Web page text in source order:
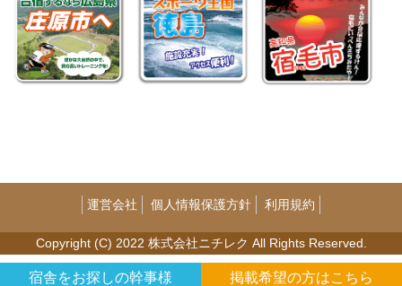
宿舎をお探しの幹事様
掲載希望の方はこちら
運営会社 個人情報保護方針 利用規約
Copyright (C) 2022 株式会社ニチレク All Rights Reserved.